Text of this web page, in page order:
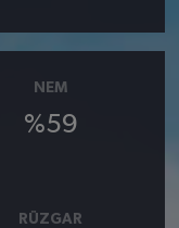
NEM
%59
RÜZGAR